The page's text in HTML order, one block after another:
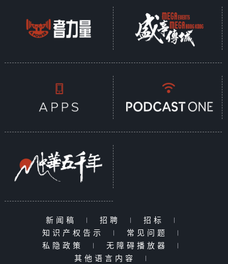
新闻稿 | 招聘 | 招标
|
知识产权告示
| 常见问题
|
私隐政策
| 无障碍播放器
|
其他语言内容
|